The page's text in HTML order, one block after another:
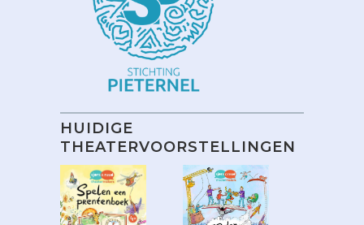
HUIDIGE
THEATERVOORSTELLINGEN